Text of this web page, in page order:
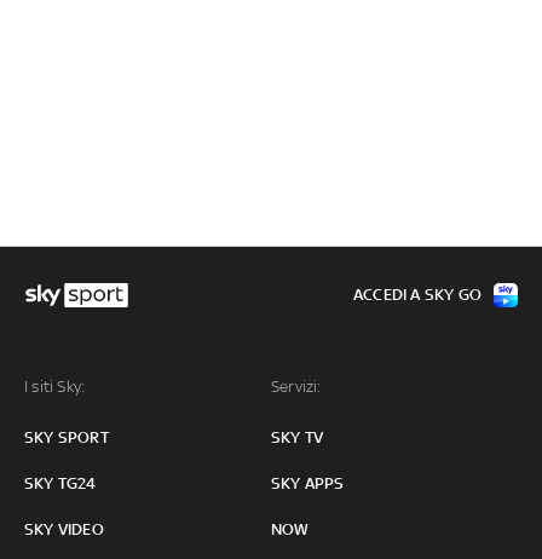
I siti Sky:
SKY SPORT
SKY TG24
SKY VIDEO
Servizi:
SKY TV
SKY APPS
NOW
ACCEDI A SKY GO